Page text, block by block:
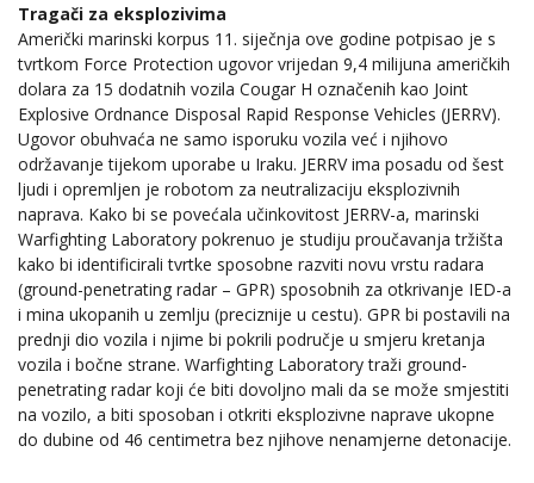
Tragači za eksplozivima
Američki marinski korpus 11. siječnja ove godine potpisao je s
tvrtkom Force Protection ugovor vrijedan 9,4 milijuna američkih
dolara za 15 dodatnih vozila Cougar H označenih kao Joint
Explosive Ordnance Disposal Rapid Response Vehicles (JERRV).
Ugovor obuhvaća ne samo isporuku vozila već i njihovo
održavanje tijekom uporabe u Iraku. JERRV ima posadu od šest
ljudi i opremljen je robotom za neutralizaciju eksplozivnih
naprava. Kako bi se povećala učinkovitost JERRV-a, marinski
Warfighting Laboratory pokrenuo je studiju proučavanja tržišta
kako bi identificirali tvrtke sposobne razviti novu vrstu radara
(ground-penetrating radar – GPR) sposobnih za otkrivanje IED-a
i mina ukopanih u zemlju (preciznije u cestu). GPR bi postavili na
prednji dio vozila i njime bi pokrili područje u smjeru kretanja
vozila i bočne strane. Warfighting Laboratory traži ground-
penetrating radar koji će biti dovoljno mali da se može smjestiti
na vozilo, a biti sposoban i otkriti eksplozivne naprave ukopne
do dubine od 46 centimetra bez njihove nenamjerne detonacije.